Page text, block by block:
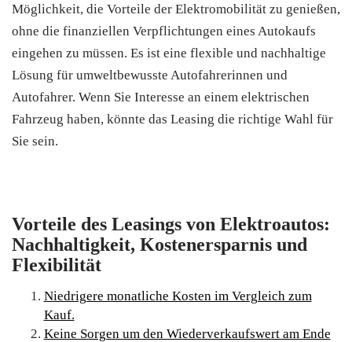
Möglichkeit, die Vorteile der Elektromobilität zu genießen,
ohne die finanziellen Verpflichtungen eines Autokaufs
eingehen zu müssen. Es ist eine flexible und nachhaltige
Lösung für umweltbewusste Autofahrerinnen und
Autofahrer. Wenn Sie Interesse an einem elektrischen
Fahrzeug haben, könnte das Leasing die richtige Wahl für
Sie sein.
Vorteile des Leasings von Elektroautos:
Nachhaltigkeit, Kostenersparnis und
Flexibilität
Niedrigere monatliche Kosten im Vergleich zum
Kauf.
Keine Sorgen um den Wiederverkaufswert am Ende